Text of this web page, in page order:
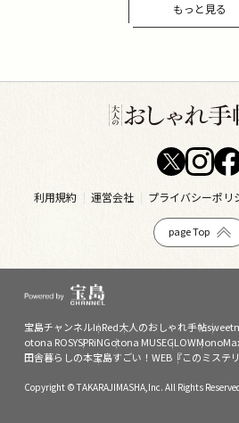
もっと見る
利用規約 運営会社 プライバシーポリ
page Top
宝島チャンネルInRed大人のおしゃれ手帖sweet
otona ROSYSPRiNGotona MUSEGLOW
田舎暮らしの本宝島すごい！WEB『このミステ
Copyright © TAKARAJIMASHA,Inc. All Rights